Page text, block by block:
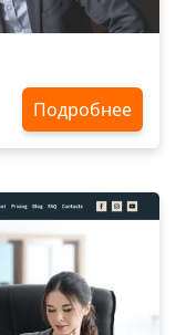
Подробнее